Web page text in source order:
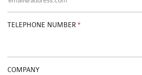
TELEPHONE NUMBER
COMPANY